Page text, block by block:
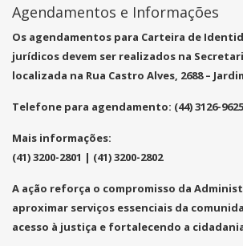
Agendamentos e Informações
Os agendamentos para Carteira de
jurídicos devem ser realizados na
localizada na Rua Castro Alves, 2688 –
Telefone para agendamento: (44) 3126-9625
Mais informações:
(41) 3200-2801 | (41) 3200-2802
A ação reforça o compromisso da
aproximar serviços essenciais da
acesso à justiça e fortalecendo a